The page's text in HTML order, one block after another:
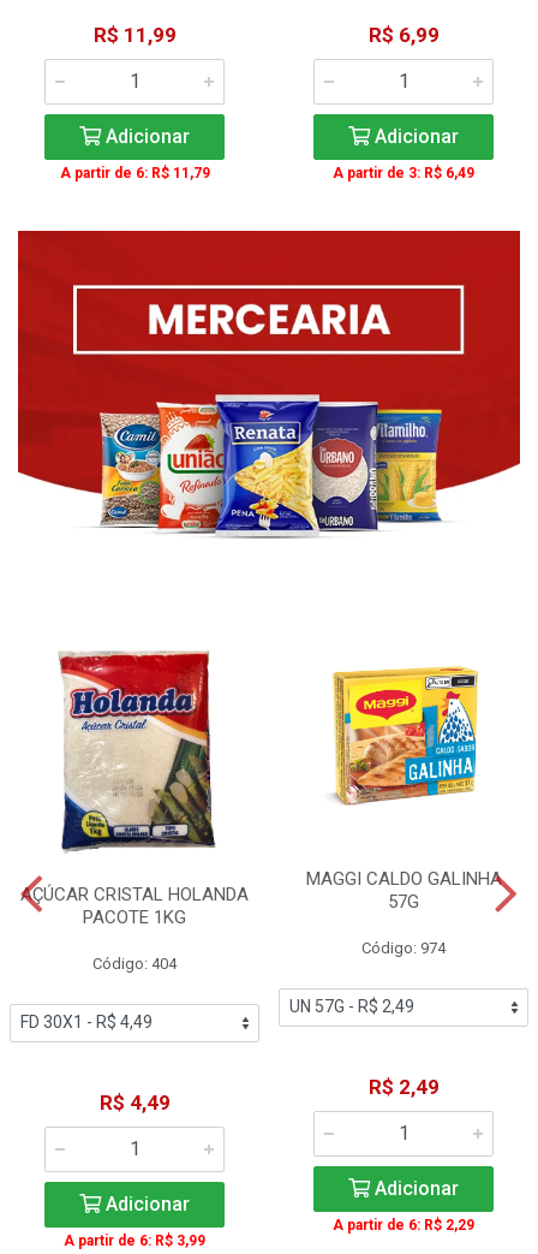
R$ 11,99
Adicionar
A partir de 6: R$ 11,79
R$ 6,99
Adicionar
A partir de 3: R$ 6,49
AÇÚCAR CRISTAL HOLANDA
PACOTE 1KG
Código: 404
R$ 4,49
Adicionar
A partir de 6: R$ 3,99
MAGGI CALDO GALINHA
57G
Código: 974
R$ 2,49
Adicionar
A partir de 6: R$ 2,29